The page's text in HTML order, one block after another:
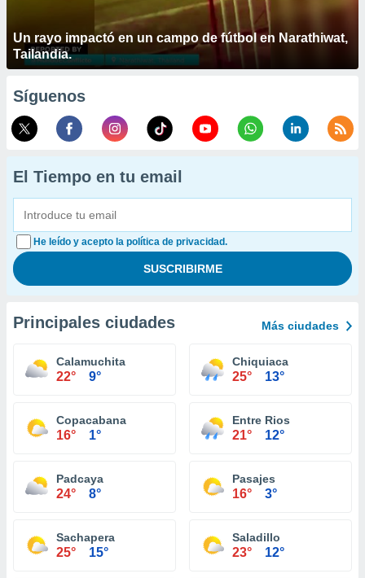
Un rayo impactó en un campo de fútbol en Narathiwat,
Tailandia.
Síguenos
El Tiempo en tu email
He leído y acepto la política de privacidad.
Principales ciudades Más ciudades
Calamuchita
22° 9°
Chiquiaca
25° 13°
Copacabana
16° 1°
Entre Rios
21° 12°
Padcaya
24° 8°
Pasajes
16° 3°
Sachapera
25° 15°
Saladillo
23° 12°